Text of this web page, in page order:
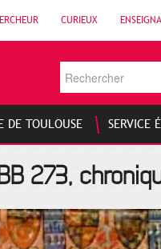
CURIEUX
DE TOULOUSE SERVICE
273,